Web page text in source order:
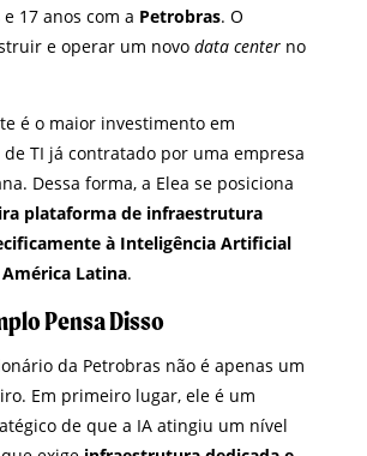
e 17 anos com a Petrobras. O
e operar um novodata center no
é o maior investimento em
TI já contratado por uma empresa
Dessa forma, a Elea se posiciona
plataforma de infraestrutura
à Inteligência Artificial
Latina.
Pensa Disso
da Petrobras não é apenas um
Em primeiro lugar, ele é um
de que a IA atingiu um nível